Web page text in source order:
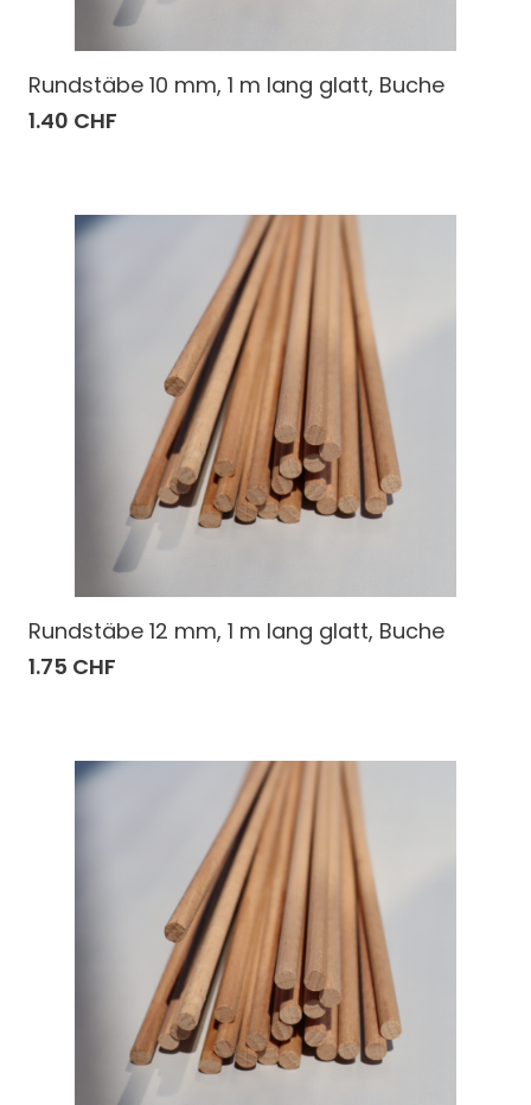
Rundstäbe 10 mm, 1 m lang glatt, Buche
1.40 CHF
Rundstäbe 12 mm, 1 m lang glatt, Buche
1.75 CHF